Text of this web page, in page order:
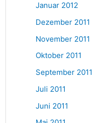
Januar 2012
Dezember 2011
November 2011
Oktober 2011
September 2011
Juli 2011
Juni 2011